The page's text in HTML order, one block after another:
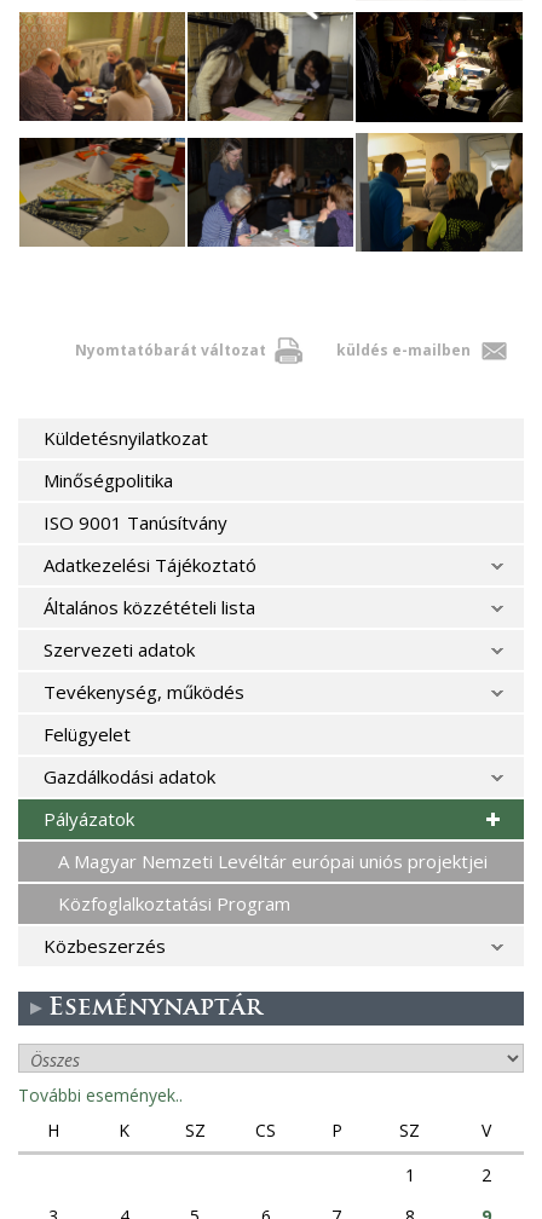
Nyomtatóbarát változat küldés e-mailben
Küldetésnyilatkozat
Minőségpolitika
ISO 9001 Tanúsítvány
Adatkezelési Tájékoztató
Általános közzétételi lista
Szervezeti adatok
Tevékenység, működés
Felügyelet
Gazdálkodási adatok
Pályázatok
A Magyar Nemzeti Levéltár európai uniós projektjei
Közfoglalkoztatási Program
Közbeszerzés
Eseménynaptár
További események..
H
K SZ CS P SZ
V
1
2